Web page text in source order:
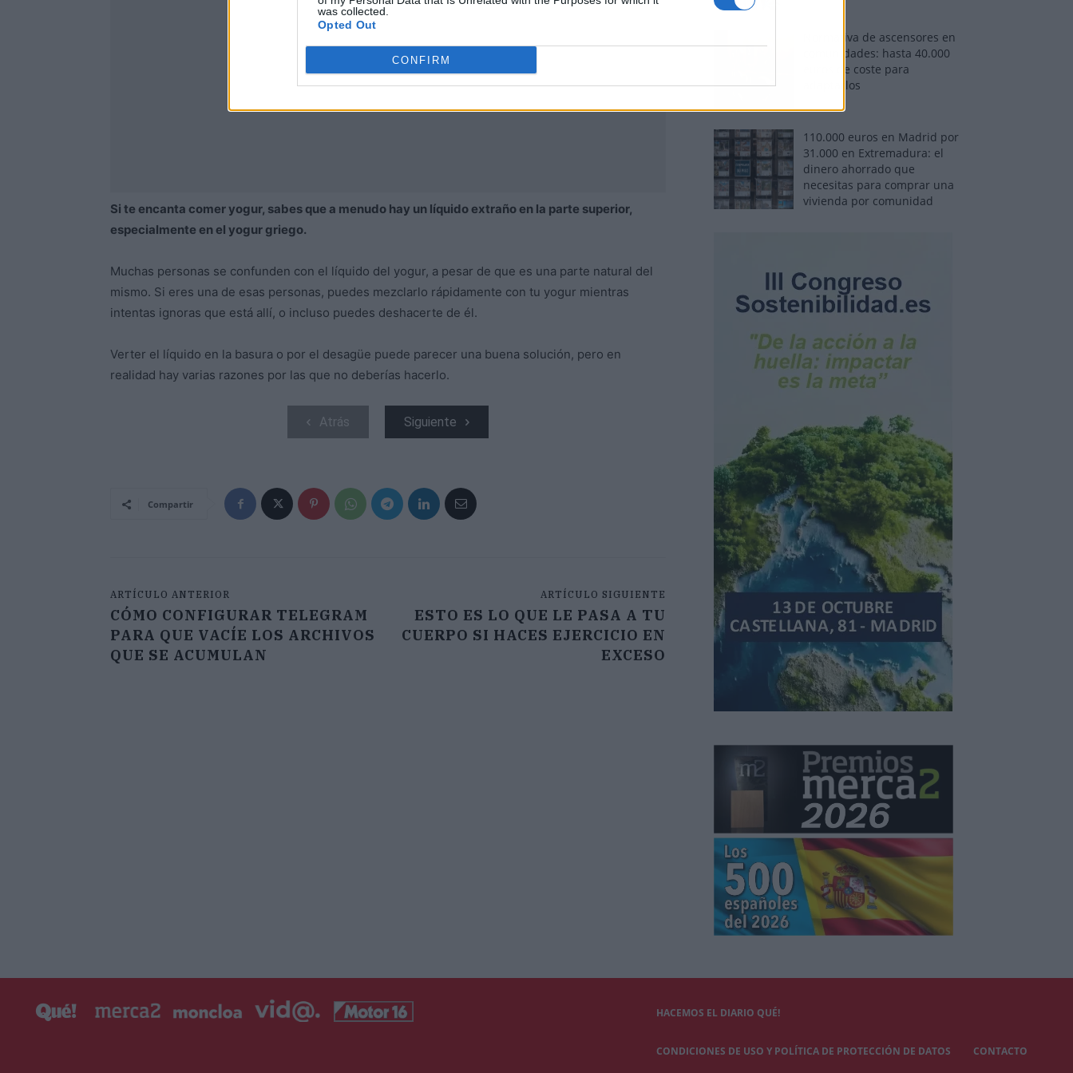
was collected.
Opted Out
CONFIRM
Si te encanta comer yogur, sabes que a menudo hay un líquido extraño en la parte superior,
especialmente en el yogur griego.
Muchas personas se confunden con el líquido del yogur, a pesar de que es una parte natural del
mismo. Si eres una de esas personas, puedes mezclarlo rápidamente con tu yogur mientras
intentas ignoras que está allí, o incluso puedes deshacerte de él.
Verter el líquido en la basura o por el desagüe puede parecer una buena solución, pero en
realidad hay varias razones por las que no deberías hacerlo.
Atrás Siguiente
Compartir
ARTÍCULO ANTERIOR
CÓMO CONFIGURAR TELEGRAM
PARA QUE VACÍE LOS ARCHIVOS
QUE SE ACUMULAN
ARTÍCULO SIGUIENTE
ESTO ES LO QUE LE PASA A TU
CUERPO SI HACES EJERCICIO EN
EXCESO
Normativa de ascensores en
comunidades: hasta 40.000
euros de coste para
adaptarlos
110.000 euros en Madrid por
31.000 en Extremadura: el
dinero ahorrado que
necesitas para comprar una
vivienda por comunidad
HACEMOS EL DIARIO QUÉ!
CONDICIONES DE USO Y POLÍTICA DE PROTECCIÓN DE DATOS CONTACTO